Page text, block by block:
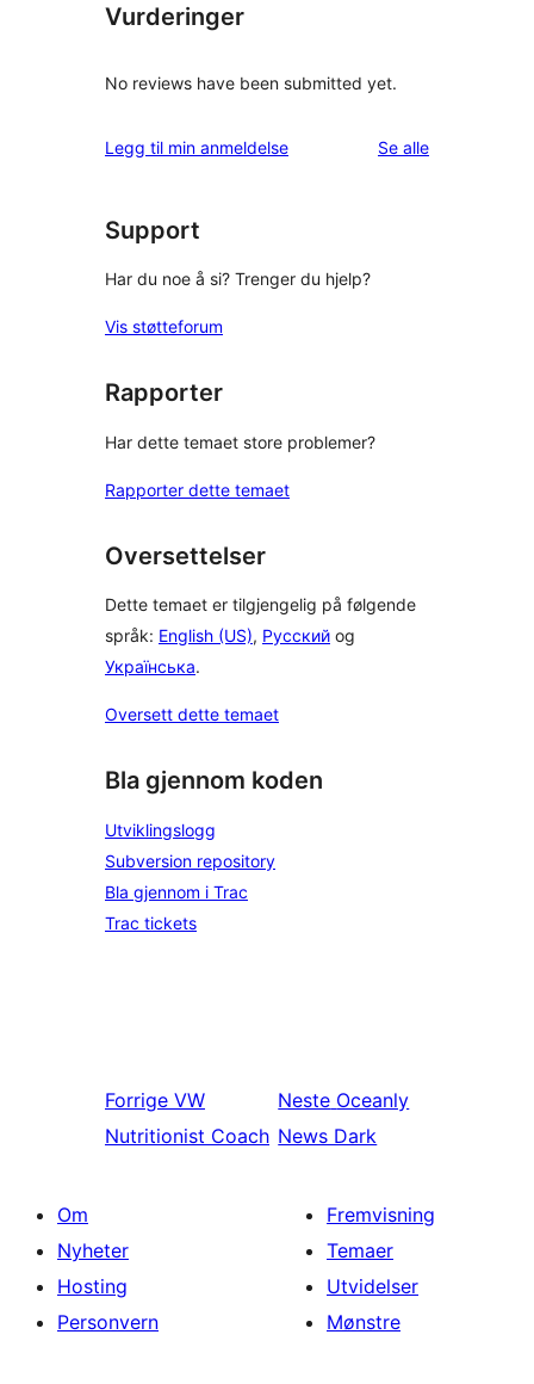
Vurderinger
No reviews have been submitted yet.
Legg til min anmeldelse Se alleomtalene
Support
Har du noe å si? Trenger du hjelp?
Vis støtteforum
Rapporter
Har dette temaet store problemer?
Rapporter dette temaet
Oversettelser
Dette temaet er tilgjengelig på følgende
språk: English (US), Русский og
Українська.
Oversett dette temaet
Bla gjennom koden
Utviklingslogg
Subversion repository
Bla gjennom i Trac
Trac tickets
Forrige VW
Nutritionist Coach
Neste Oceanly
News Dark
Om
Nyheter
Hosting
Personvern
Fremvisning
Temaer
Utvidelser
Mønstre